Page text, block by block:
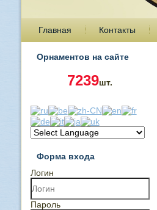
Главная Контакты
Орнаментов на сайте
7239шт.
Форма входа
Логин
Пароль